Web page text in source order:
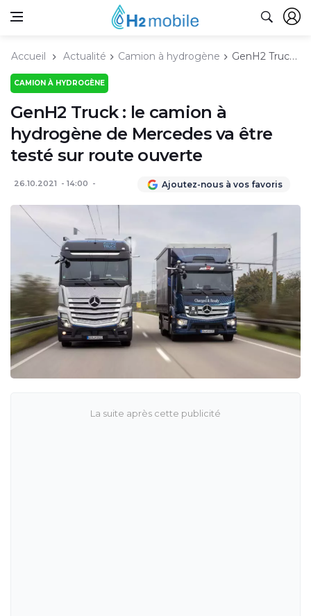
Accueil Actualité Camion à hydrogène GenH2 Truck : le camion à hydrogène de Mercedes va être testé sur route ouverte
CAMION À HYDROGÈNE
GenH2 Truck : le camion à
hydrogène de Mercedes va être
testé sur route ouverte
26.10.2021 14:00 Ajoutez-nous à vos favoris